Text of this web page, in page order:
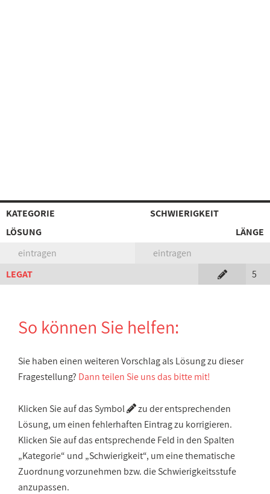
KATEGORIE
SCHWIERIGKEIT
LÖSUNG
LÄNGE
eintragen
eintragen
LEGAT
5
So können Sie helfen:
Sie haben einen weiteren Vorschlag als Lösung zu dieser
Fragestellung? Dann teilen Sie uns das bitte mit!
Klicken Sie auf das Symbol
zu der entsprechenden
Lösung, um einen fehlerhaften Eintrag zu korrigieren.
Klicken Sie auf das entsprechende Feld in den Spalten
„Kategorie“ und „Schwierigkeit“, um eine thematische
Zuordnung vorzunehmen bzw. die Schwierigkeitsstufe
anzupassen.